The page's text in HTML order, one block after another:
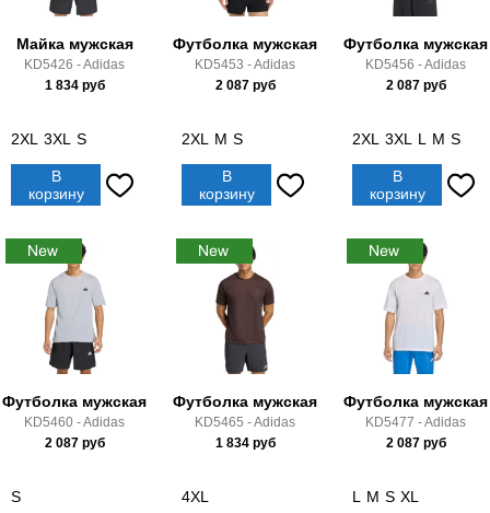
Майка мужская
KD5426 - Adidas
1 834руб
2XL 3XL S
В
корзину
Футболка мужская
KD5453 - Adidas
2 087руб
2XL M S
В
корзину
Футболка мужская
KD5456 - Adidas
2 087руб
2XL 3XL L M S
В
корзину
Футболка мужская
KD5460 - Adidas
2 087руб
S
Футболка мужская
KD5465 - Adidas
1 834руб
4XL
Футболка мужская
KD5477 - Adidas
2 087руб
L M S XL